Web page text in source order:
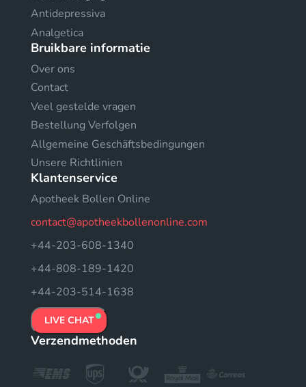
Antidepressiva
Analgetica
Bruikbare informatie
Over ons
Contact
Veel gestelde vragen
Bestellung Verfolgen
Allgemeine Geschäftsbedingungen
Unsere Richtlinien
Klantenservice
Apotheek Bollen Online
contact@apotheekbollenonline.com
+44-203-608-1340
+44-808-189-1420
+44-203-514-1638
LIVE CHAT
Verzendmethoden